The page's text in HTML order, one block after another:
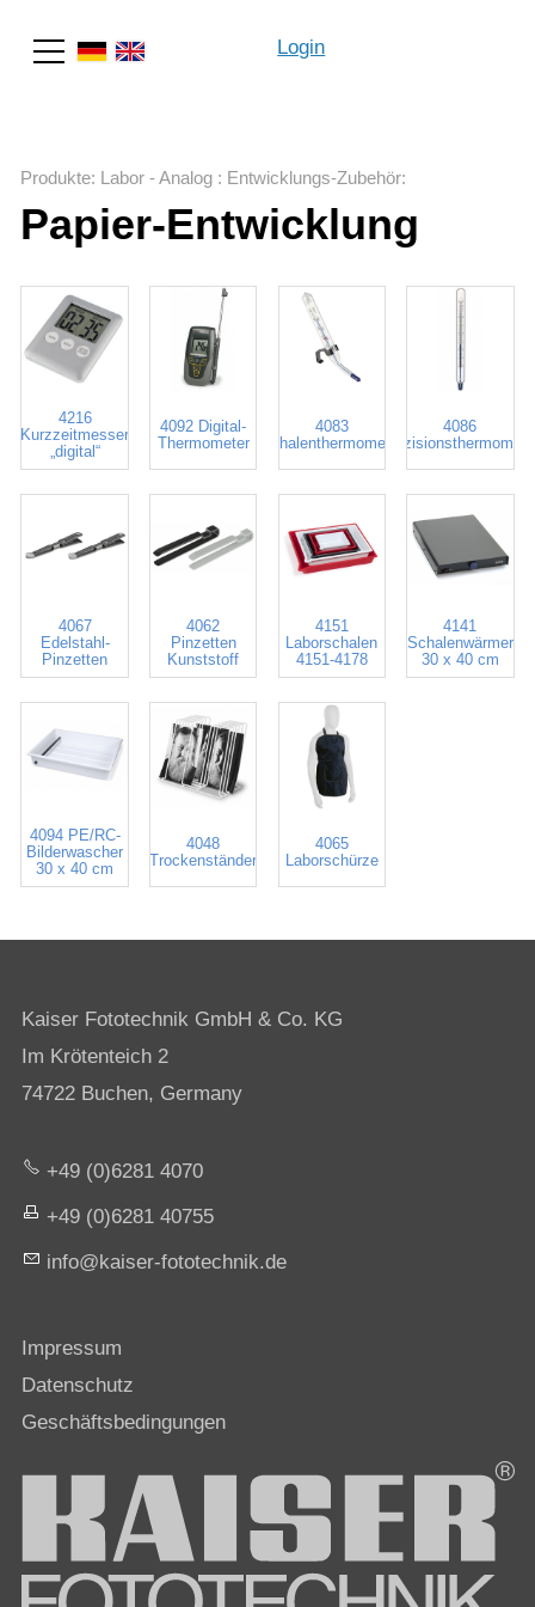
Login
Produkte: Labor - Analog : Entwicklungs-Zubehör:
Papier-Entwicklung
4216
Kurzzeitmesser
„digital“
4092 Digital-
Thermometer
4083
Schalenthermometer
4086
4067
Edelstahl-
Pinzetten
4062
Pinzetten
Kunststoff
4151
Laborschalen
4151-4178
4141
Schalenwärmer
30 x 40 cm
4094 PE/RC-
Bilderwascher
30 x 40 cm
4048
Trockenständer
4065
Laborschürze
Kaiser Fototechnik GmbH & Co. KG
Im Krötenteich 2
74722 Buchen, Germany
+49 (0)6281 4070
+49 (0)6281 40755
nf
k s r-f t t chn k d
Impressum
Datenschutz
Geschäftsbedingungen